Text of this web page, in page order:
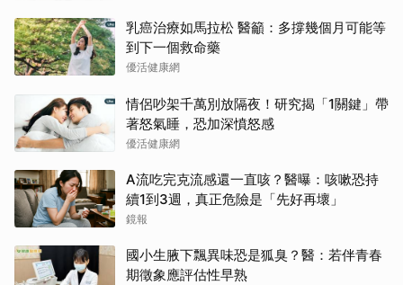
乳癌治療如馬拉松 醫籲：多撐幾個月可能等
到下一個救命藥
優活健康網
情侶吵架千萬別放隔夜！研究揭「1關鍵」帶
著怒氣睡，恐加深憤怒感
優活健康網
A流吃完克流感還一直咳？醫曝：咳嗽恐持
續1到3週，真正危險是「先好再壞」
鏡報
國小生腋下飄異味恐是狐臭？醫：若伴青春
期徵象應評估性早熟